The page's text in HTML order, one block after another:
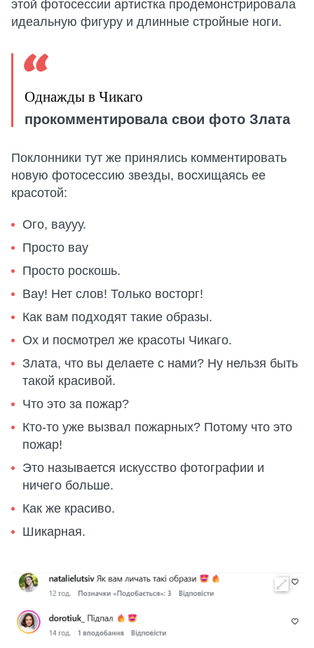
этой фотосессии артистка продемонстрировала
идеальную фигуру и длинные стройные ноги.
Однажды в Чикаго
прокомментировала свои фото Злата
Поклонники тут же принялись комментировать
новую фотосессию звезды, восхищаясь ее
красотой:
Ого, ваууу.
Просто вау
Просто роскошь.
Вау! Нет слов! Только восторг!
Как вам подходят такие образы.
Ох и посмотрел же красоты Чикаго.
Злата, что вы делаете с нами? Ну нельзя быть
такой красивой.
Что это за пожар?
Кто-то уже вызвал пожарных? Потому что это
пожар!
Это называется искусство фотографии и
ничего больше.
Как же красиво.
Шикарная.